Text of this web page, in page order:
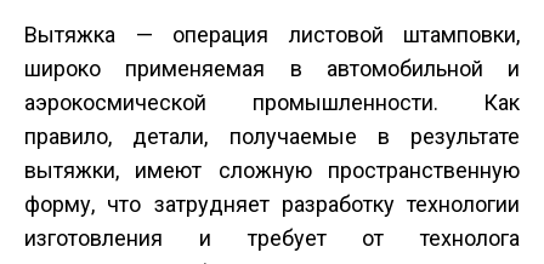
Вытяжка — операция листовой штамповки,
широко применяемая в автомобильной и
аэрокосмической промышленности. Как
правило, детали, получаемые в результате
вытяжки, имеют сложную пространственную
форму, что затрудняет разработку технологии
изготовления и требует от технолога